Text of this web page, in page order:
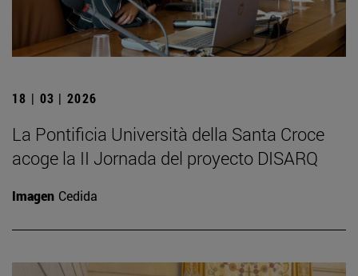
18 | 03 | 2026
La Pontificia Università della Santa Croce
acoge la II Jornada del proyecto DISARQ
Imagen Cedida